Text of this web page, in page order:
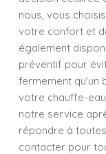
nous, vous
votre confort et
également
préventif pour
fermement qu'un
votre chauffe-
notre service
répondre à
contacter pour